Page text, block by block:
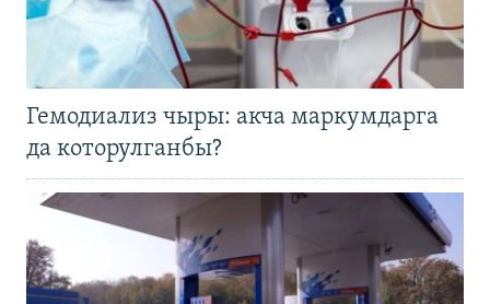
Гемодиализ чыры: акча маркумдарга
да которулганбы?